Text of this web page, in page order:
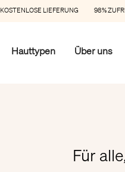
KOSTENLOSE LIEFERUNG 98%
Hauttypen Über uns
Für